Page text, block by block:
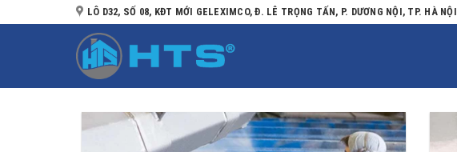
qua
LÔ D32, SỐ 08, KĐT MỚI GELEXIMCO, Đ. LÊ TRỌNG TẤN, P. DƯƠNG NỘI, TP. HÀ NỘI